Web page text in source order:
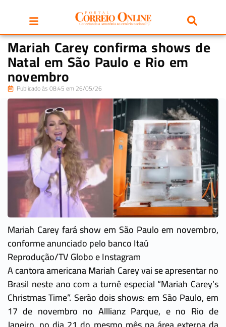
Mariah Carey confirma shows de
Natal em São Paulo e Rio em
novembro
Publicado às 08:45 em 26/05/26
Mariah Carey fará show em São Paulo em novembro,
conforme anunciado pelo banco Itaú
Reprodução/TV Globo e Instagram
A cantora americana Mariah Carey vai se apresentar no
Brasil neste ano com a turnê especial “Mariah Carey’s
Christmas Time”. Serão dois shows: em São Paulo, em
17 de novembro no Alllianz Parque, e no Rio de